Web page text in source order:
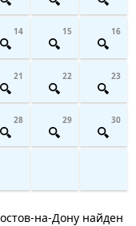
14 15 16
21 22 23
28 29 30
на-Дону найден